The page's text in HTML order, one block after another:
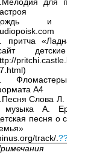
для
и
притча «Ладная
детские
pritchi.castle.by/
Фломастеры,
А4
Слова Л.
А.
песня о
track/.??